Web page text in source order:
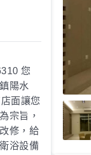
您
陽水
面讓您
宗旨，
修，給
浴設備